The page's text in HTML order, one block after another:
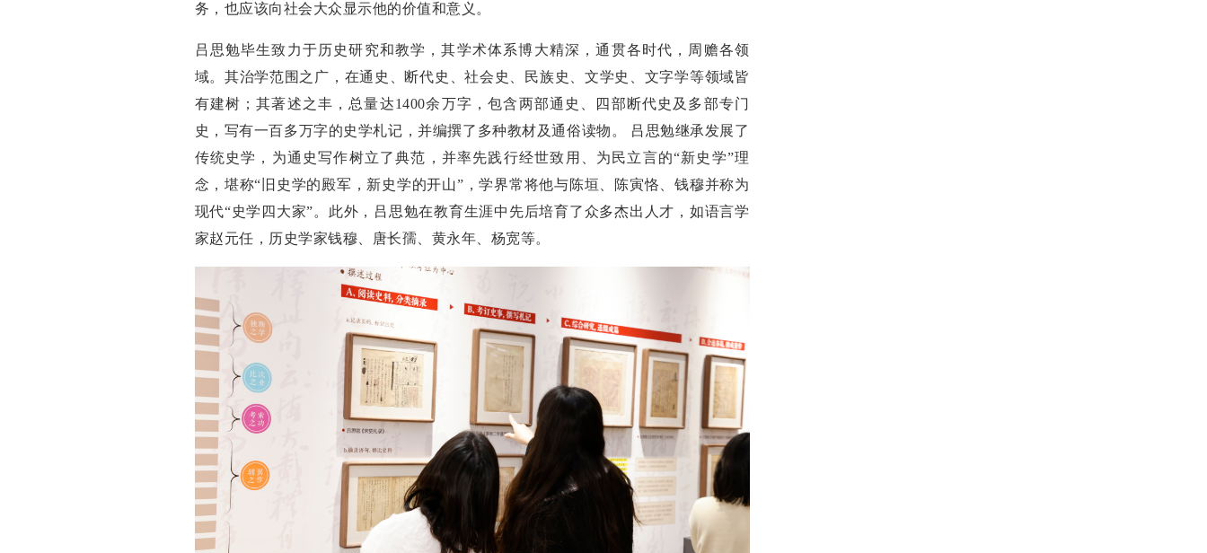
务，也应该向社会大众显示他的价值和意义。
吕思勉毕生致力于历史研究和教学，其学术体系博大精深，通贯各时代，周赡各领
域。其治学范围之广，在通史、断代史、社会史、民族史、文学史、文字学等领域皆
有建树；其著述之丰，总量达1400余万字，包含两部通史、四部断代史及多部专门
史，写有一百多万字的史学札记，并编撰了多种教材及通俗读物。 吕思勉继承发展了
传统史学，为通史写作树立了典范，并率先践行经世致用、为民立言的“新史学”理
念，堪称“旧史学的殿军，新史学的开山”，学界常将他与陈垣、陈寅恪、钱穆并称为
现代“史学四大家”。此外，吕思勉在教育生涯中先后培育了众多杰出人才，如语言学
家赵元任，历史学家钱穆、唐长孺、黄永年、杨宽等。